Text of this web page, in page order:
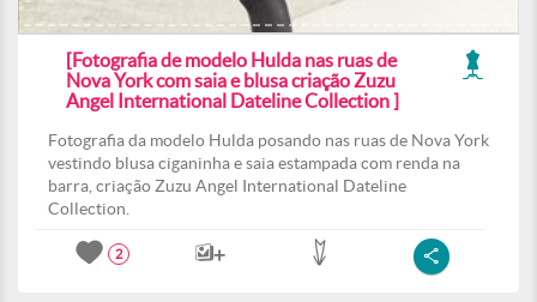
[Fotografia de modelo Hulda nas ruas de
Nova York com saia e blusa criação Zuzu
Angel International Dateline Collection ]
Fotografia da modelo Hulda posando nas ruas de Nova York
vestindo blusa ciganinha e saia estampada com renda na
barra, criação Zuzu Angel International Dateline
Collection.
2